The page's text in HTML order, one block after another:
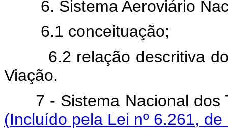
6. Sistema Aeroviário
6.1 conceituação;
6.2 relação descritiva
Viação.
7 - Sistema
(Incluído pela Lei nº 6.261,